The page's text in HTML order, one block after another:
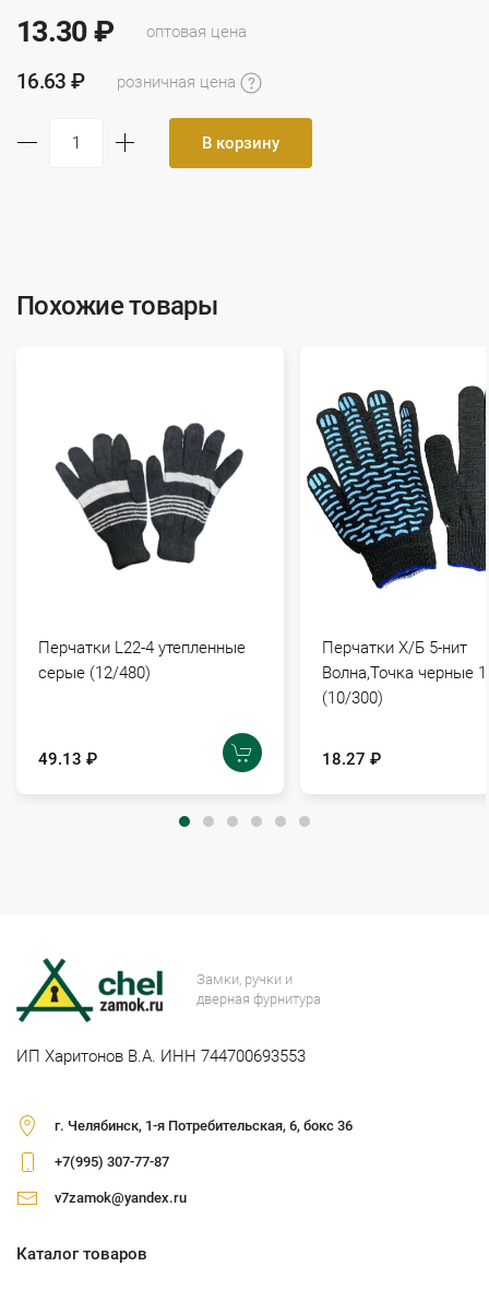
13.30 ₽ оптовая цена
16.63 ₽ розничная цена
В корзину
Похожие товары
Перчатки L22-4 утепленные
серые (12/480)
49.13 ₽
Перчатки Х/Б 5-нит
Волна,Точка черные
(10/300)
18.27 ₽
Замки, ручки и
дверная фурнитура
ИП Харитонов В.А. ИНН 744700693553
г. Челябинск, 1-я Потребительская, 6, бокс 36
+7(995) 307-77-87
v7zamok@yandex.ru
Каталог товаров